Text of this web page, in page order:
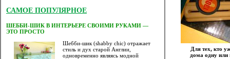
САМОЕ ПОПУЛЯРНОЕ
ШЕББИ-ШИК В ИНТЕРЬЕРЕ СВОИМИ РУКАМИ —
ЭТО ПРОСТО
Шебби-шик (shabby chic) отражает
стиль и дух старой Англии,
одновременно являясь модной
Для тех, кто
дома одну или